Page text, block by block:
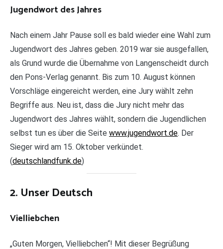
Jugendwort des Jahres
Nach einem Jahr Pause soll es bald wieder eine Wahl zum
Jugendwort des Jahres geben. 2019 war sie ausgefallen,
als Grund wurde die Übernahme von Langenscheidt durch
den Pons-Verlag genannt. Bis zum 10. August können
Vorschläge eingereicht werden, eine Jury wählt zehn
Begriffe aus. Neu ist, dass die Jury nicht mehr das
Jugendwort des Jahres wählt, sondern die Jugendlichen
selbst tun es über die Seite www.jugendwort.de. Der
Sieger wird am 15. Oktober verkündet.
(deutschlandfunk.de)
2. Unser Deutsch
Vielliebchen
„Guten Morgen, Vielliebchen“! Mit dieser Begrüßung